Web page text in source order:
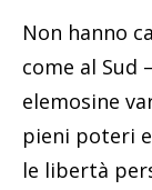
Non hanno
come al Sud
elemosine
pieni poteri
le libertà